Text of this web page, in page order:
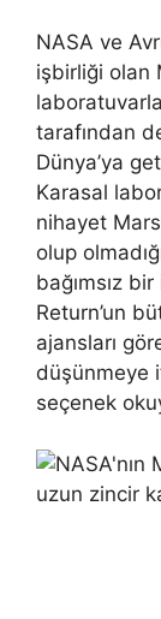
NASA ve
işbirliği olan
tarafından
Dünya’ya
Karasal
nihayet
olup
bağımsız
Return’un
ajansları
düşünmeye
seçenek